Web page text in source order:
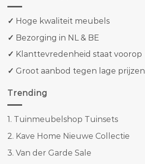
✓ Hoge kwaliteit meubels
✓ Bezorging in NL & BE
✓ Klanttevredenheid staat voorop
✓ Groot aanbod tegen lage prijzen
Trending
1. Tuinmeubelshop Tuinsets
2. Kave Home Nieuwe Collectie
3. Van der Garde Sale